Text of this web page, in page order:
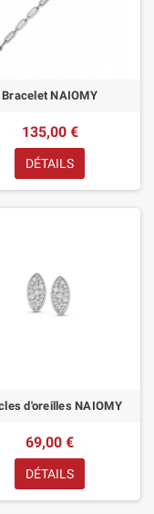
Bracelet NAIOMY
135,00 €
DÉTAILS
d'oreilles NAIOMY
69,00 €
DÉTAILS